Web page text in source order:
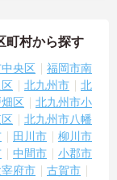
町村から探す
央区
福岡市南
北九州市
北
区
北九州市小
北九州市八幡
田川市
柳川市
中間市
小郡市
宰府市
古賀市